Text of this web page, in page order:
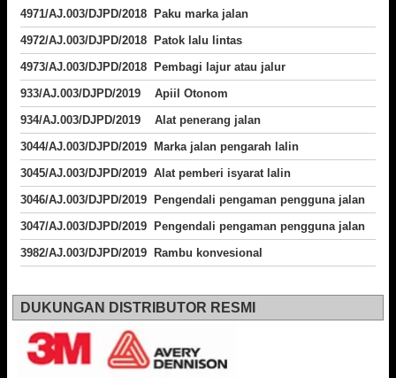
4971/AJ.003/DJPD/2018 Paku marka jalan
4972/AJ.003/DJPD/2018 Patok lalu lintas
4973/AJ.003/DJPD/2018
Pembagi lajur atau jalur
933/AJ.003/DJPD/2019 Apiil Otonom
934/AJ.003/DJPD/2019 Alat penerang jalan
3044/AJ.003/DJPD/2019 Marka jalan pengarah lalin
3045/AJ.003/DJPD/2019 Alat pemberi isyarat lalin
3046/AJ.003/DJPD/2019 Pengendali pengaman pengguna jalan
3047/AJ.003/DJPD/2019 Pengendali pengaman pengguna jalan
3982/AJ.003/DJPD/2019 Rambu konvesional
DUKUNGAN DISTRIBUTOR RESMI